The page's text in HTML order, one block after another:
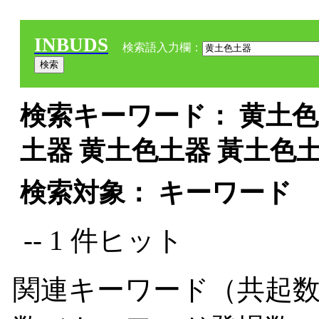
INBUDS 検索語入力欄：
検索キーワード： 黄土
土器 黄土色土器 黃土色
検索対象： キーワード
-- 1 件ヒット
関連キーワード（共起